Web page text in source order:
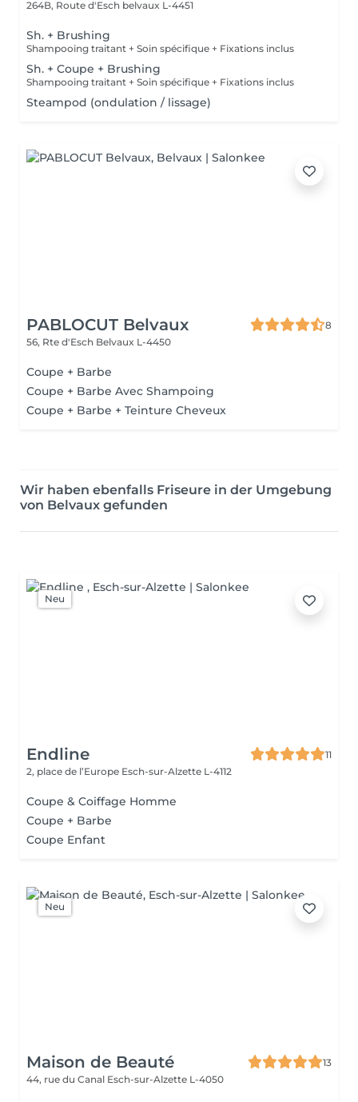
264B, Route d'Esch belvaux L-4451
Sh. + Brushing
Shampooing traitant + Soin spécifique + Fixations inclus
Sh. + Coupe + Brushing
Shampooing traitant + Soin spécifique + Fixations inclus
Steampod (ondulation / lissage)
PABLOCUT Belvaux
8
56, Rte d'Esch Belvaux L-4450
Coupe + Barbe
Coupe + Barbe Avec Shampoing
Coupe + Barbe + Teinture Cheveux
Wir haben ebenfalls Friseure in der Umgebung
von Belvaux gefunden
Neu
Endline
11
2, place de l’Europe Esch-sur-Alzette L-4112
Coupe & Coiffage Homme
Coupe + Barbe
Coupe Enfant
Neu
Maison de Beauté
13
44, rue du Canal Esch-sur-Alzette L-4050